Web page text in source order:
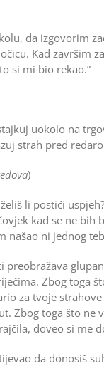
da izgovorim
Kad završim
si mi bio rekao.”
uokolo na
strah pred
)
li postići
kad se ne bih
našao ni jednog
preobražava
Zbog toga
za tvoje
Zbog toga što ne
doveo si me
da donosiš